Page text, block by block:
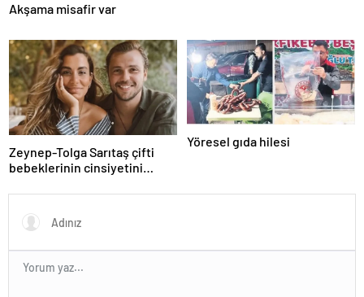
Akşama misafir var
Zeynep-Tolga Sarıtaş çifti
bebeklerinin cinsiyetini
Yöresel gıda hilesi